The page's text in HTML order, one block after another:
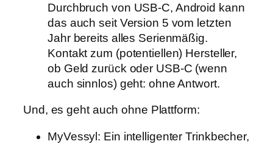
Durchbruch von USB-C, Android kann
das auch seit Version 5 vom letzten
Jahr bereits alles Serienmäßig.
Kontakt zum (potentiellen) Hersteller,
ob Geld zurück oder USB-C (wenn
auch sinnlos) geht: ohne Antwort.
Und, es geht auch ohne Plattform:
MyVessyl: Ein intelligenter Trinkbecher,